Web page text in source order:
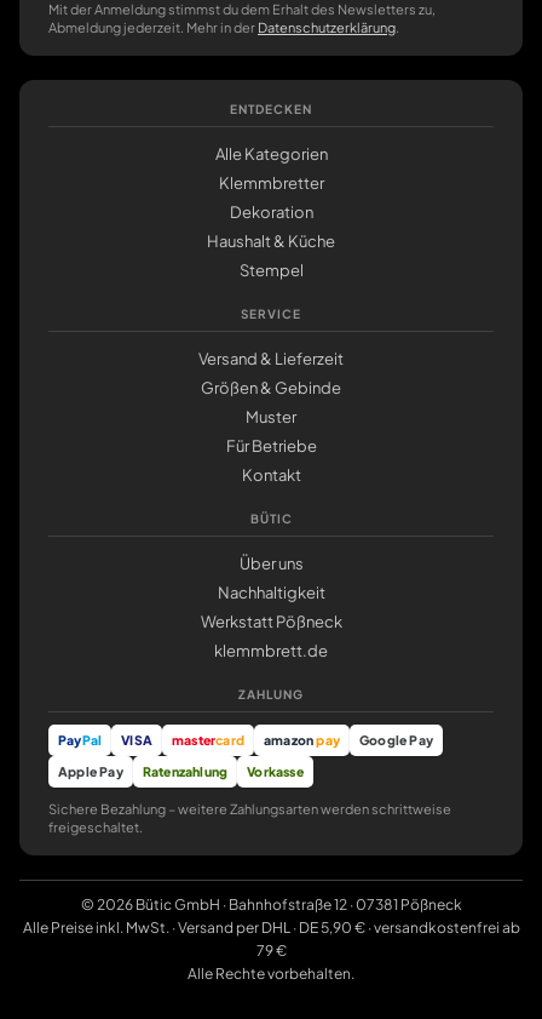
Mit der Anmeldung stimmst du dem Erhalt des Newsletters zu,
Abmeldung jederzeit. Mehr in der Datenschutzerklärung
ENTDECKEN
Alle Kategorien
Klemmbretter
Dekoration
Haushalt & Küche
Stempel
SERVICE
Versand & Lieferzeit
Größen & Gebinde
Muster
Für Betriebe
Kontakt
BÜTIC
Über uns
Nachhaltigkeit
Werkstatt Pößneck
klemmbrett.de
ZAHLUNG
PayPal VISA mastercard amazonpay
Google Pay
Apple Pay
Ratenzahlung Vorkasse
Sichere Bezahlung – weitere Zahlungsarten werden schrittweise
freigeschaltet.
© 2026 Bütic GmbH · Bahnhofstraße 12 · 07381 Pößneck
Alle Preise inkl. MwSt. · Versand per DHL · DE 5,90 € · versandkostenfrei ab
79 €
Alle Rechte vorbehalten.